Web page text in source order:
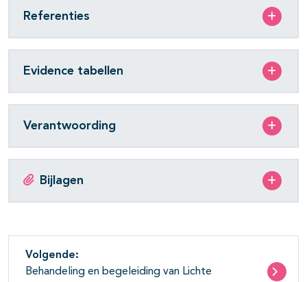
Referenties
Evidence tabellen
Verantwoording
Bijlagen
Volgende:
Behandeling en begeleiding van Lichte